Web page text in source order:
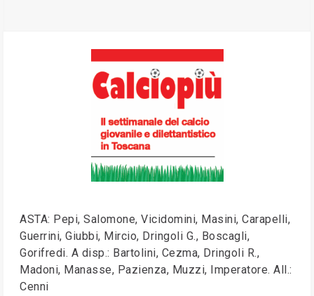
ASTA: Pepi, Salomone, Vicidomini, Masini, Carapelli,
Guerrini, Giubbi, Mircio, Dringoli G., Boscagli,
Gorifredi. A disp.: Bartolini, Cezma, Dringoli R.,
Madoni, Manasse, Pazienza, Muzzi, Imperatore. All.:
Cenni